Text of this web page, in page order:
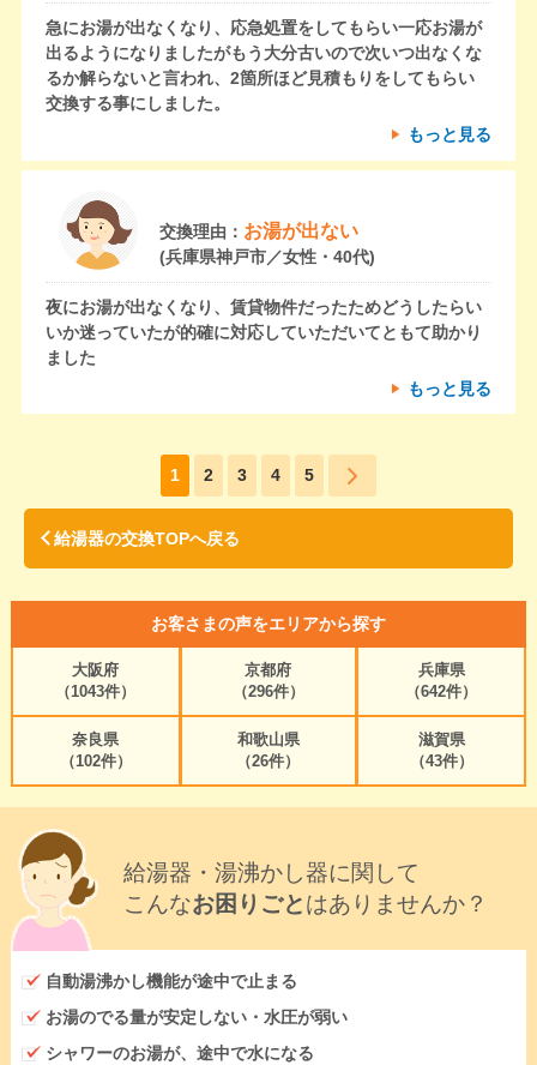
急にお湯が出なくなり、応急処置をしてもらい一応お湯が
出るようになりましたがもう大分古いので次いつ出なくな
るか解らないと言われ、2箇所ほど見積もりをしてもらい
交換する事にしました。
もっと見る
交換理由： お湯が出ない
(兵庫県神戸市／女性・40代)
夜にお湯が出なくなり、賃貸物件だったためどうしたらい
いか迷っていたが的確に対応していただいてともて助かり
ました
もっと見る
1 2 3 4 5
給湯器の交換TOPへ戻る
お客さまの声をエリアから探す
大阪府
（1043件）
京都府
（296件）
兵庫県
（642件）
奈良県
（102件）
和歌山県
（26件）
滋賀県
（43件）
給湯器・湯沸かし器に関して
こんなお困りごとはありませんか？
自動湯沸かし機能が途中で止まる
お湯のでる量が安定しない・水圧が弱い
シャワーのお湯が、途中で水になる